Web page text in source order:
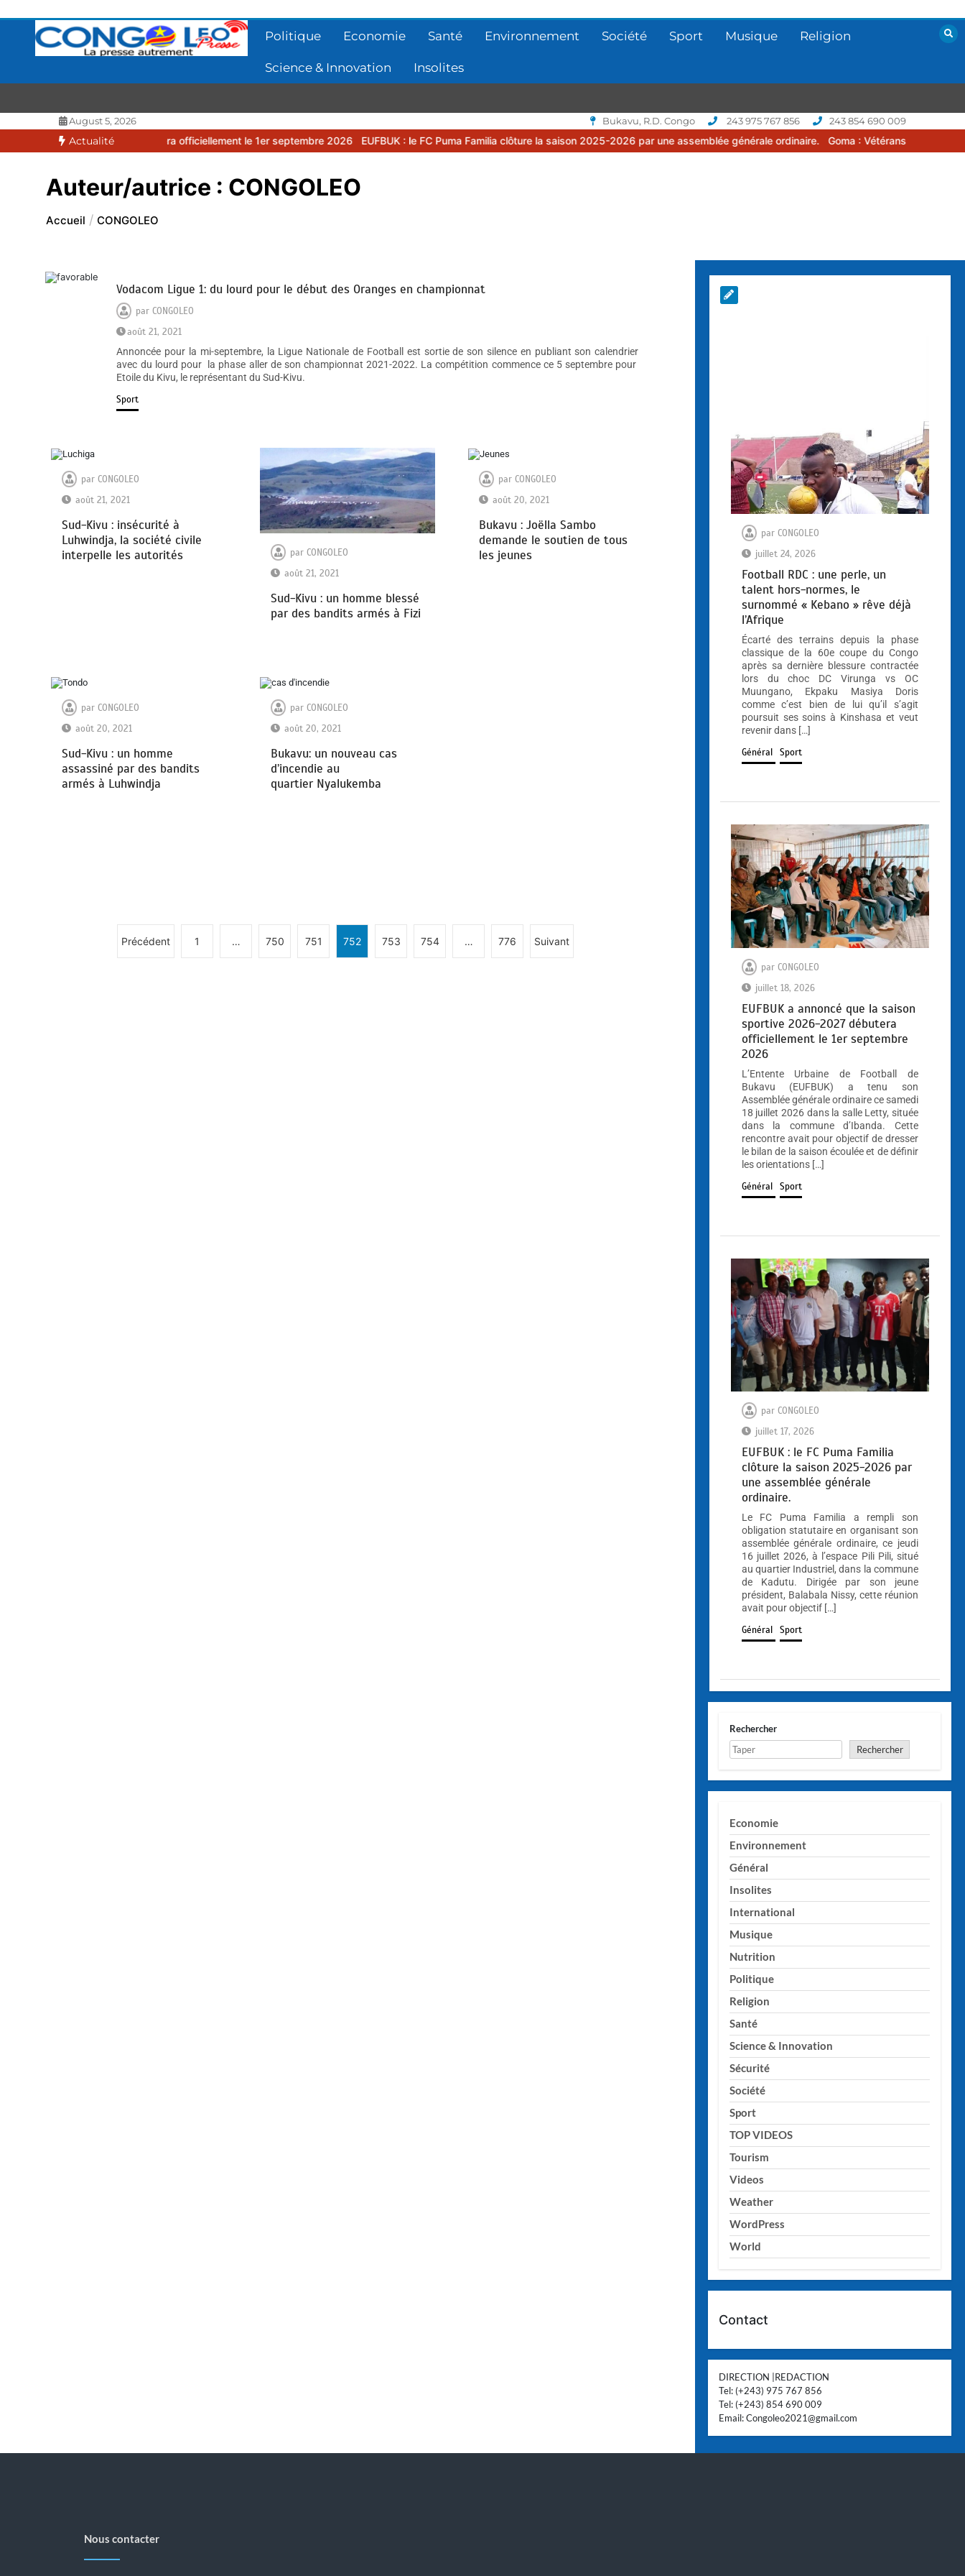
Politique Economie Santé Environnement Société Sport Musique Religion
Science & Innovation Insolites
CONGOLEO
La presse autrement
August 5, 2026 Bukavu, R.D. Congo 243 975 767 856 243 854 690 009
Actualité
2026-2027 débutera officiellement le 1er septembre 2026 EUFBUK : le FC Puma Familia clôture la saison 2025-2026 par une assemblée générale ordinaire. Goma : Vétérans Cup 2026 -2027, une
Auteur/autrice : CONGOLEO
Accueil CONGOLEO
Vodacom Ligue 1: du lourd pour le début des Oranges en championnat
parCONGOLEO
août 21, 2021
Annoncée pour la mi-septembre, la Ligue Nationale de Football est sortie de son silence en publiant son calendrier
avec du lourd pour la phase aller de son championnat 2021-2022. La compétition commence ce 5 septembre pour
Etoile du Kivu, le représentant du Sud-Kivu.
Sport
parCONGOLEO
août 21, 2021
Sud-Kivu : insécurité à
Luhwindja, la société civile
interpelle les autorités
par CONGOLEO
août 21, 2021
Sud-Kivu : un homme blessé
par des bandits armés à Fizi
par CONGOLEO
août 20, 2021
Bukavu : Joëlla Sambo
demande le soutien de tous
les jeunes
parCONGOLEO
août 20, 2021
Sud-Kivu : un homme
assassiné par des bandits
armés à Luhwindja
par CONGOLEO
août 20, 2021
Bukavu: un nouveau cas
d’incendie au
quartier Nyalukemba
Précédent 1 … 750 751 752 753 754 … 776 Suivant
par CONGOLEO
juillet 24, 2026
Football RDC : une perle, un
talent hors-normes, le
surnommé « Kebano » rêve déjà
l’Afrique
Écarté des terrains depuis la phase
classique de la 60e coupe du Congo
après sa dernière blessure contractée
lors du choc DC Virunga vs OC
Muungano, Ekpaku Masiya Doris
comme c’est bien de lui qu’il s’agit
poursuit ses soins à Kinshasa et veut
revenir dans […]
Général
Sport
par CONGOLEO
juillet 18, 2026
EUFBUK a annoncé que la saison
sportive 2026-2027 débutera
officiellement le 1er septembre
2026
L’Entente Urbaine de Football de
Bukavu (EUFBUK) a tenu son
Assemblée générale ordinaire ce samedi
18 juillet 2026 dans la salle Letty, située
dans la commune d’Ibanda. Cette
rencontre avait pour objectif de dresser
le bilan de la saison écoulée et de définir
les orientations […]
Général
Sport
par CONGOLEO
juillet 17, 2026
EUFBUK : le FC Puma Familia
clôture la saison 2025-2026 par
une assemblée générale
ordinaire.
Le FC Puma Familia a rempli son
obligation statutaire en organisant son
assemblée générale ordinaire, ce jeudi
16 juillet 2026, à l’espace Pili Pili, situé
au quartier Industriel, dans la commune
de Kadutu. Dirigée par son jeune
président, Balabala Nissy, cette réunion
avait pour objectif […]
Général
Sport
Rechercher
Rechercher
Economie
Environnement
Général
Insolites
International
Musique
Nutrition
Politique
Religion
Santé
Science & Innovation
Sécurité
Société
Sport
TOP VIDEOS
Tourism
Videos
Weather
WordPress
World
Contact
DIRECTION |REDACTION
Tel: (+243) 975 767 856
Tel: (+243) 854 690 009
Email:Congoleo2021@gmail.com
Nous contacter